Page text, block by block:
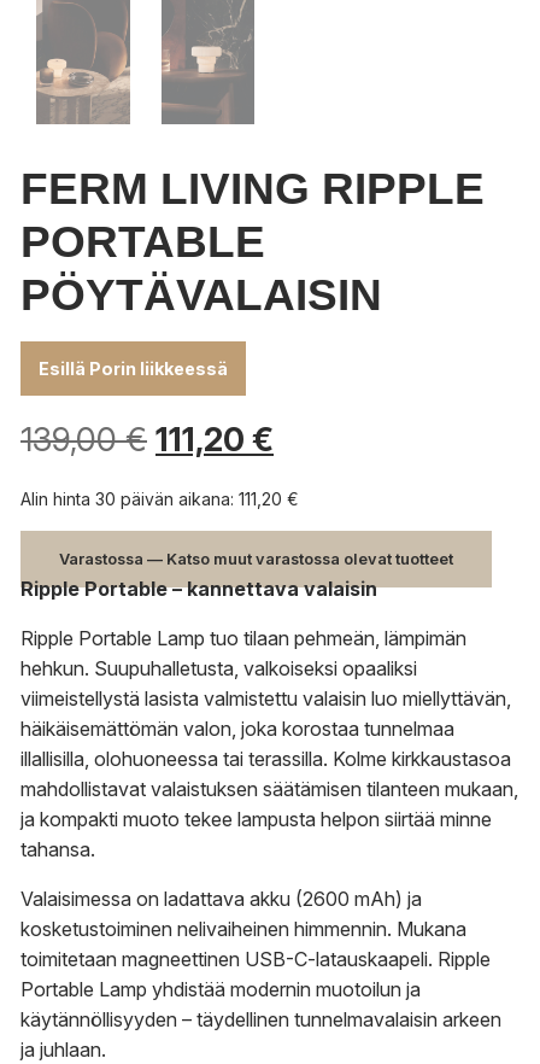
FERM LIVING RIPPLE
PORTABLE
PÖYTÄVALAISIN
Esillä Porin liikkeessä
139,00€ 111,20 €
Alin hinta 30 päivän aikana: 111,20 €
Varastossa — Katso muut varastossa olevat tuotteet
Ripple Portable – kannettava valaisin
Ripple Portable Lamp tuo tilaan pehmeän, lämpimän
hehkun. Suupuhalletusta, valkoiseksi opaaliksi
viimeistellystä lasista valmistettu valaisin luo miellyttävän,
häikäisemättömän valon, joka korostaa tunnelmaa
illallisilla, olohuoneessa tai terassilla. Kolme kirkkaustasoa
mahdollistavat valaistuksen säätämisen tilanteen mukaan,
ja kompakti muoto tekee lampusta helpon siirtää minne
tahansa.
Valaisimessa on ladattava akku (2600 mAh) ja
kosketustoiminen nelivaiheinen himmennin. Mukana
toimitetaan magneettinen USB-C-latauskaapeli. Ripple
Portable Lamp yhdistää modernin muotoilun ja
käytännöllisyyden – täydellinen tunnelmavalaisin arkeen
ja juhlaan.